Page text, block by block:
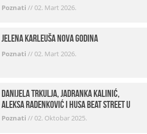
Poznati //02. Mart 2026.
Jelena Karleuša Nova godina
Poznati //02. Mart 2026.
Danijela Trkulja, Jadranka Kalinić,
Aleksa Radenković i Husa Beat Street u
Kabareu 13
Poznati //02. Oktobar 2025.